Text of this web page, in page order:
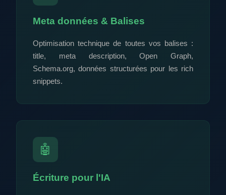
Meta données & Balises
Optimisation technique de toutes vos balises :
title, meta description, Open Graph,
Schema.org, données structurées pour les rich
snippets.
🤖
Écriture pour l'IA